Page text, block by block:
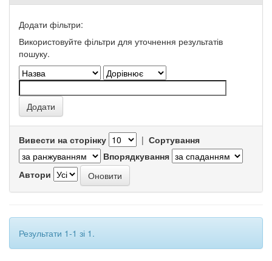
Додати фільтри:
Використовуйте фільтри для уточнення результатів
пошуку.
Вивести на сторінку | Сортування
Впорядкування
Автори
Результати 1-1 зі 1.